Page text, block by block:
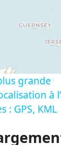
grande
à
: GPS, KML